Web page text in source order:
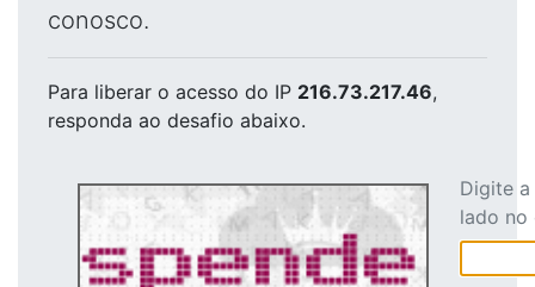
conosco.
Para liberar o acesso do IP 216.73.217.46,
responda ao desafio abaixo.
Digite
lado no